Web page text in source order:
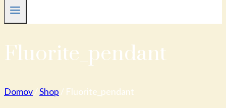
Fluorite_pendant
Domov/Shop / Fluorite_pendant